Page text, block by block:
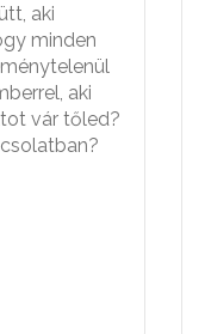
aki
minden
aki
vár tőled?